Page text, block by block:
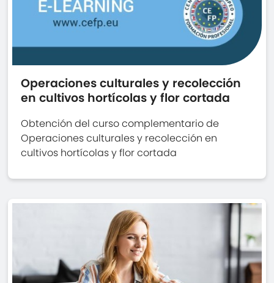
Operaciones culturales y recolección
en cultivos hortícolas y flor cortada
Obtención del curso complementario de
Operaciones culturales y recolección en
cultivos hortícolas y flor cortada